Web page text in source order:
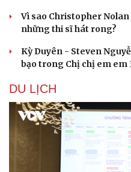
Vì sao Christopher
những thi sĩ hát rong?
Kỳ Duyên - Steven
bạo trong Chị chị em em
DU LỊCH